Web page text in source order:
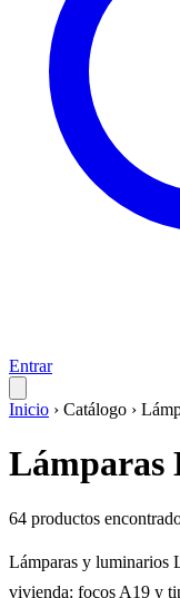
Entrar
Inicio › Catálogo ›
Lámparas
64 productos
Lámparas y luminarios
vivienda: focos A19 y